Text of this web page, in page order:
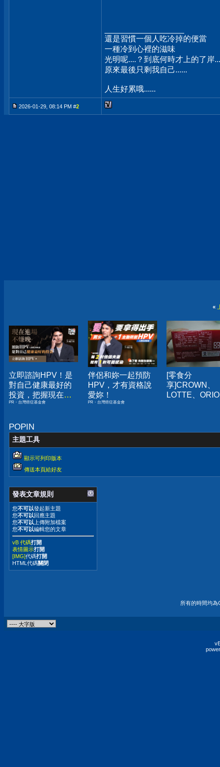
還是習慣一個人吃冷掉的便當
一種冷到心裡的滋味
光明呢....？到底何時才上的了岸
原來最後只剩我自己......
人生好累哦......
2026-01-29, 08:14 PM #2
«
立即諮詢HPV！是
對自己健康最好的
投資，把握現在不
嫌晚！
PR・台灣癌症基金會
伴侶和妳一起預防
HPV，才有資格說
愛妳！
PR・台灣癌症基金會
[零食分
享]CROWN、
LOTTE、
POPIN
主題工具
顯示可列印版本
傳送本頁給好友
發表文章規則
您不可以發起新主題
您不可以回應主題
您不可以 上傳附加檔案
您不可以編輯您的文章
vB 代碼打開
表情圖示打開
[IMG]代碼打開
HTML代碼關閉
所有的時間均為